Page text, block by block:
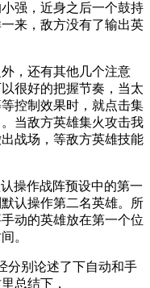
强，近身之后一个鼓持
来，敌方没有了输出英
，还有其他几个注意
很好的把握节奏，当太
控制效果时，就点击集
当敌方英雄集火攻击我
战场，等敌方英雄技能
操作战阵预设中的第一
认操作第二名英雄。所
动的英雄放在第一个位
。
分别论述了下自动和手
总结下，